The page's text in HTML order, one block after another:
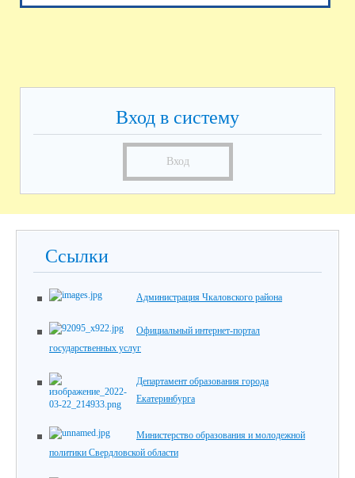
Вход в систему
Вход
Ссылки
Администрация Чкаловского района
Официальный интернет-портал
государственных услуг
Департамент образования города
Екатеринбурга
Министерство образования и молодежной
политики Свердловской области